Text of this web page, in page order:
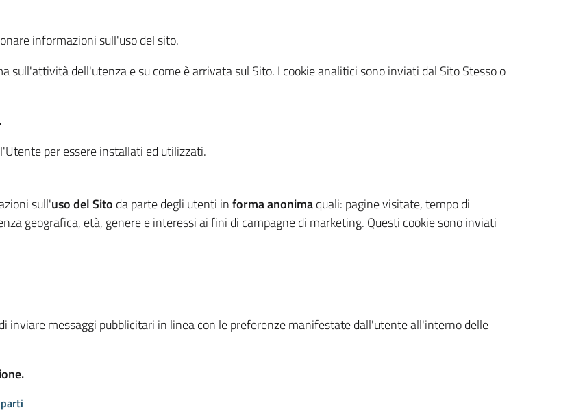
informazioni sull'uso del sito.
sull'attività dell'utenza e su come è arrivata sul Sito. I cookie analitici sono inviati dal Sito Stesso o
per essere installati ed utilizzati.
sull'uso del Sito da parte degli utenti informa anonimaquali: pagine visitate, tempo di
geografica, età, genere e interessi ai fini di campagne di marketing. Questi cookie sono inviati
inviare messaggi pubblicitari in linea con le preferenze manifestate dall'utente all'interno delle